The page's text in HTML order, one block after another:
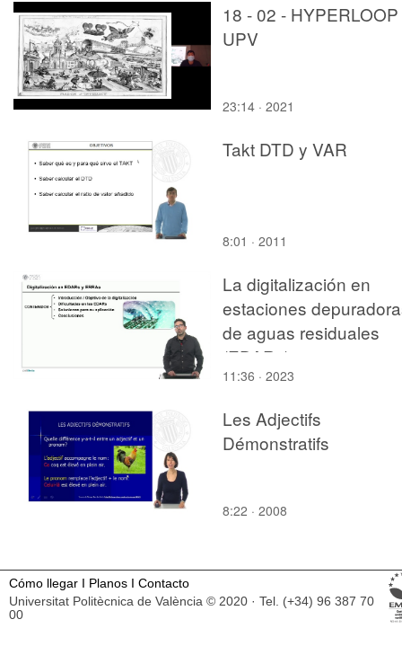
18 - 02 - HYPERLOOP
UPV
23:14 · 2021
Takt DTD y VAR
8:01 · 2011
La digitalización en
estaciones
de aguas residuales
(EDARs)
11:36 · 2023
Les Adjectifs
Démonstratifs
8:22 · 2008
Cómo llegar I Planos I Contacto
Universitat Politècnica de València © 2020 · Tel. (+34) 96 387 70
00